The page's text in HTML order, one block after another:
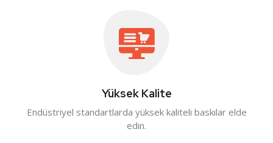
Yüksek Kalite
Endüstriyel standartlarda yüksek kaliteli baskılar elde
edin.